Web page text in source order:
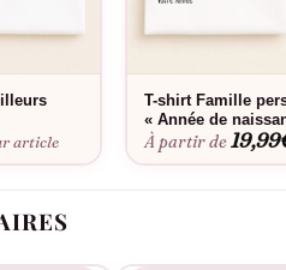
l’amour qu’il représente.
article
T-shirt Famille
« Année de
À partir de19,99